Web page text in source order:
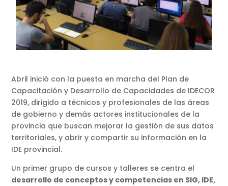
Abril inició con la puesta en marcha del Plan de
Capacitación y Desarrollo de Capacidades de IDECOR
2019, dirigido a técnicos y profesionales de las áreas
de gobierno y demás actores institucionales de la
provincia que buscan mejorar la gestión de sus datos
territoriales, y abrir y compartir su información en la
IDE provincial.
Un primer grupo de cursos y talleres se centra el
desarrollo de conceptos y competencias en SIG, IDE,